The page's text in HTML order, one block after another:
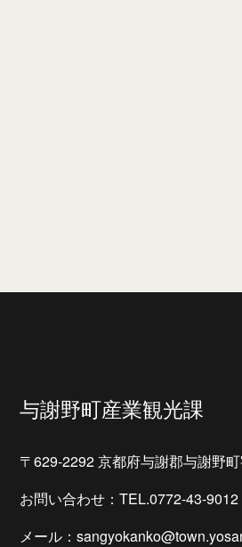
与謝野町産業観光課
〒629-2292 京都府与謝郡与謝野
お問い合わせ：TEL.0772-43-9012
メール：